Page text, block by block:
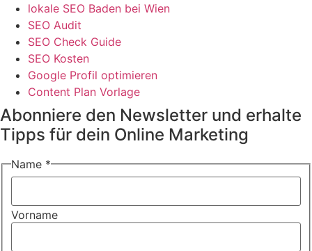
lokale SEO Baden bei Wien
SEO Audit
SEO Check Guide
SEO Kosten
Google Profil optimieren
Content Plan Vorlage
Abonniere den Newsletter und erhalte
Tipps für dein Online Marketing
Name *
Vorname